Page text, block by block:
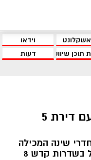
אשקלונט
וידאו
תוכן שיווקי
דעות
אתם הייתם קונים? הפעם דירת 5
המדוברת היא דירת 4 חדרי שינה המכילה
בתוכה חדר ממ"ד + סלון גדול בשדרות קדש 8